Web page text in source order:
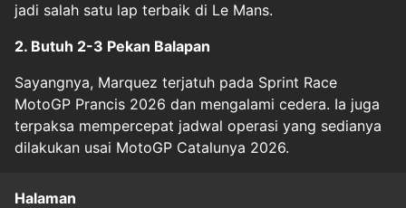
jadi salah satu lap terbaik di Le Mans.
2. Butuh 2-3 Pekan Balapan
Sayangnya, Marquez terjatuh pada Sprint Race
MotoGP Prancis 2026 dan mengalami cedera. Ia juga
terpaksa mempercepat jadwal operasi yang sedianya
dilakukan usai MotoGP Catalunya 2026.
Halaman